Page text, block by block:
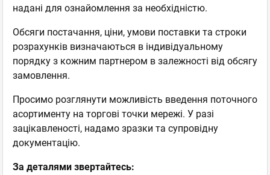
надані для ознайомлення за необхідністю.
Обсяги постачання, ціни, умови поставки та строки
розрахунків визначаються в індивідуальному
порядку з кожним партнером в залежності від обсягу
замовлення.
Просимо розглянути можливість введення поточного
асортименту на торгові точки мережі. У разі
зацікавленості, надамо зразки та супровідну
документацію.
За деталями звертайтесь: